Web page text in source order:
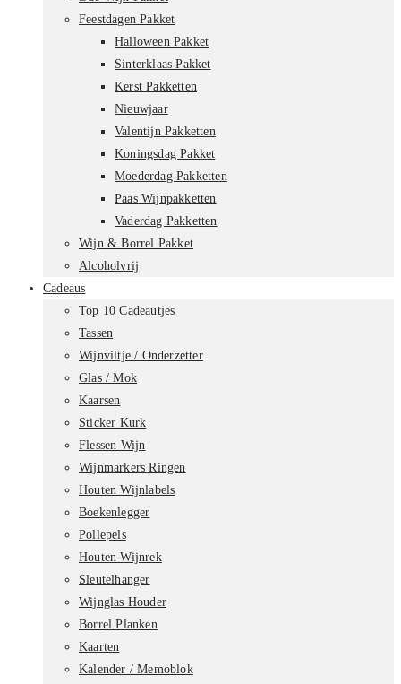
Feestdagen Pakket
Halloween Pakket
Sinterklaas Pakket
Kerst Pakketten
Nieuwjaar
Valentijn Pakketten
Koningsdag Pakket
Moederdag Pakketten
Paas Wijnpakketten
Vaderdag Pakketten
Wijn & Borrel Pakket
Alcoholvrij
Cadeaus
Top 10 Cadeautjes
Tassen
Wijnviltje / Onderzetter
Glas / Mok
Kaarsen
Sticker Kurk
Flessen Wijn
Wijnmarkers Ringen
Houten Wijnlabels
Boekenlegger
Pollepels
Houten Wijnrek
Sleutelhanger
Wijnglas Houder
Borrel Planken
Kaarten
Kalender / Memoblok